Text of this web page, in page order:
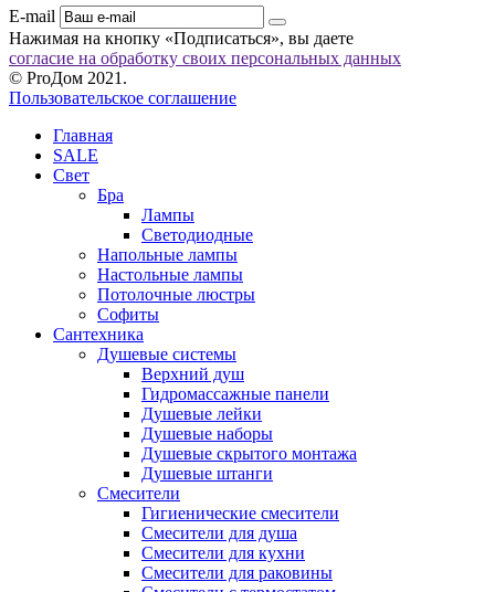
E-mail
Нажимая на кнопку «Подписаться», вы даете
согласие на обработку своих персональных данных
© ProДом 2021.
Пользовательское соглашение
Главная
SALE
Свет
Бра
Лампы
Светодиодные
Напольные лампы
Настольные лампы
Потолочные люстры
Софиты
Сантехника
Душевые системы
Верхний душ
Гидромассажные панели
Душевые лейки
Душевые наборы
Душевые скрытого монтажа
Душевые штанги
Смесители
Гигиенические смесители
Смесители для душа
Смесители для кухни
Смесители для раковины